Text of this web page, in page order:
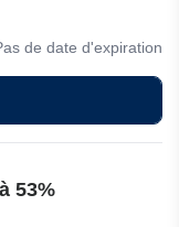
la réparation de
de 247 Home Rescue
de date d'expiration
53%
chez 247 Home